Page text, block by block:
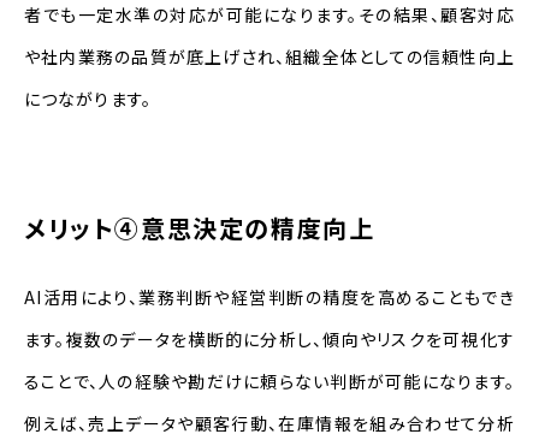
者でも一定水準の対応が可能になります。その結果、顧客対応
や社内業務の品質が底上げされ、組織全体としての信頼性向上
につながります。
メリット④意思決定の精度向上
AI活用により、業務判断や経営判断の精度を高めることもでき
ます。複数のデータを横断的に分析し、傾向やリスクを可視化す
ることで、人の経験や勘だけに頼らない判断が可能になります。
例えば、売上データや顧客行動、在庫情報を組み合わせて分析